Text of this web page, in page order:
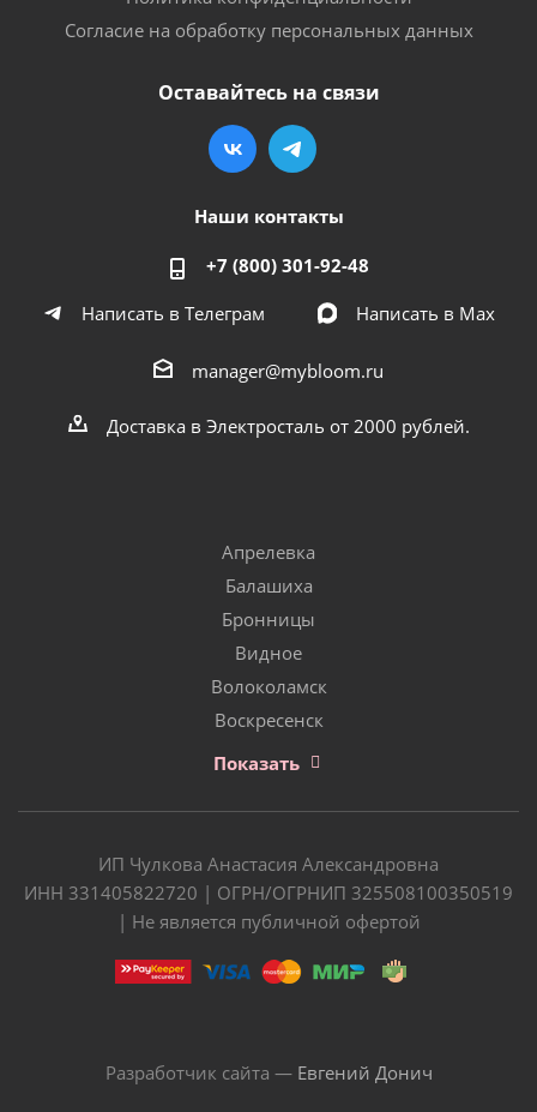
Согласие на обработку персональных данных
Оставайтесь на связи
Наши контакты
+7 (800) 301-92-48
Написать в Телеграм
Написать в Мах
manager@mybloom.ru
Доставка в Электросталь от 2000 рублей.
Апрелевка
Балашиха
Бронницы
Видное
Волоколамск
Воскресенск
Показать
ИП Чулкова Анастасия Александровна
ИНН 331405822720 | ОГРН/ОГРНИП 325508100350519
| Не является публичной офертой
Разработчик сайта — Евгений Донич